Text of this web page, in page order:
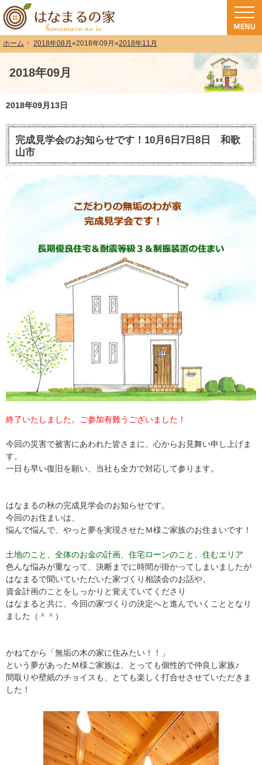
ホーム 2018年08月 «2018年09月 »2018年11月
2018年09月
和歌山（和歌山市・岩出市・海南市・紀の川市）で注文住宅(長期優良住宅・
注文住宅・高気密高断熱・長期優良住宅・ZEH・耐震なら（和歌山・和歌山市）
2018年09月13日
完成見学会のお知らせです！10月6日7日8日 和歌
山市
終了いたしました。ご参加有難うございました！
今回の災害で被害にあわれた皆さまに、心からお見舞い申し上げま
す。
一日も早い復旧を願い、当社も全力で対応して参ります。
はなまるの秋の完成見学会のお知らせです。
今回のお住まいは、
悩んで悩んで、やっと夢を実現させたＭ様ご家族のお住まいです！
土地のこと、全体のお金の計画、住宅ローンのこと、住むエリア
色んな悩みが重なって、決断までに時間が掛かってしまいましたが
はなまるで聞いていただいた家づくり相談会のお話や、
資金計画のことをしっかりと覚えていてくださり
はなまると共に、今回の家づくりの決定へと進んでいくこととなり
ました（＾＾）
かねてから「無垢の木の家に住みたい！！」
という夢があったＭ様ご家族は、とっても個性的で仲良し家族♪
間取りや壁紙のチョイスも、とても楽しく打合せさせていただきま
した！